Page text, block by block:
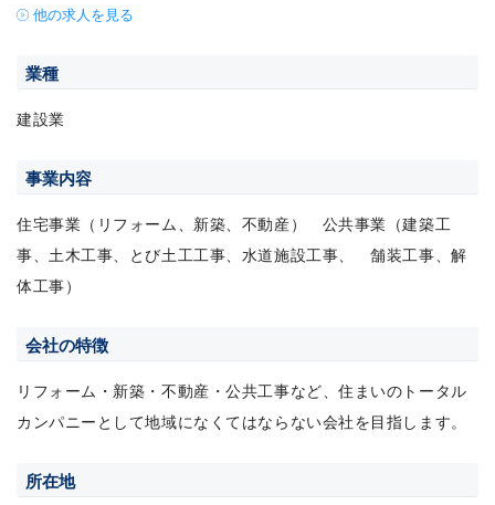
他の求人を見る
業種
建設業
事業内容
住宅事業（リフォーム、新築、不動産） 公共事業（建築工
事、土木工事、とび土工工事、水道施設工事、 舗装工事、解
体工事）
会社の特徴
リフォーム・新築・不動産・公共工事など、住まいのトータル
カンパニーとして地域になくてはならない会社を目指します。
所在地